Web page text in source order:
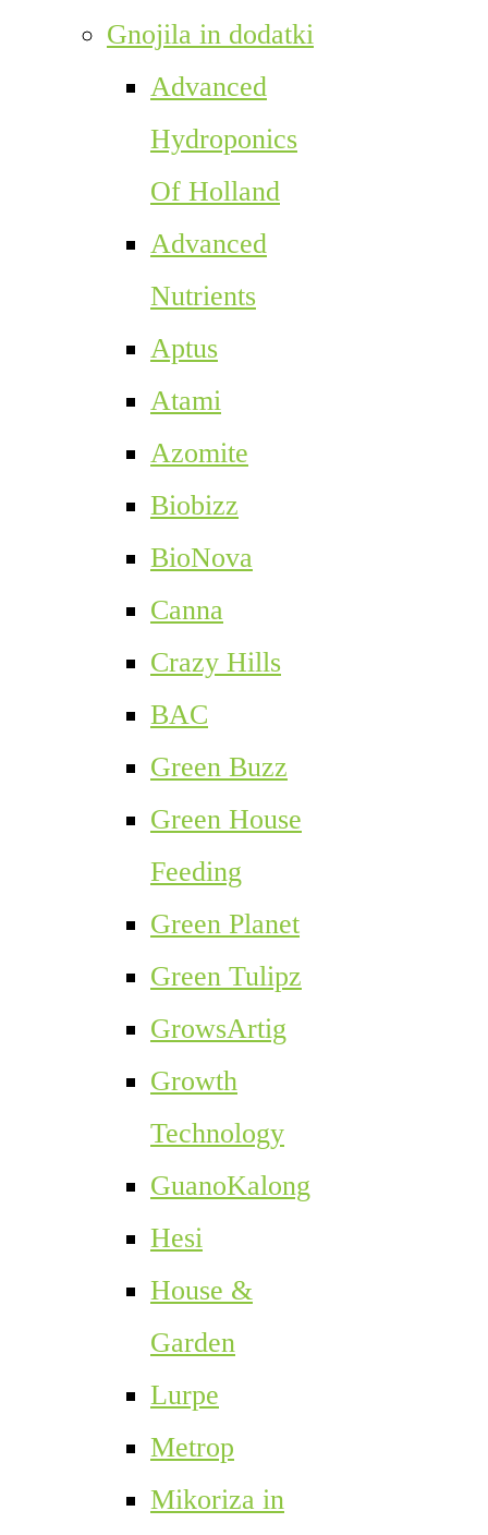
Gnojila in dodatki
Advanced
Hydroponics
Of Holland
Advanced
Nutrients
Aptus
Atami
Azomite
Biobizz
BioNova
Canna
Crazy Hills
BAC
Green Buzz
Green House
Feeding
Green Planet
Green Tulipz
GrowsArtig
Growth
Technology
GuanoKalong
Hesi
House &
Garden
Lurpe
Metrop
Mikoriza in